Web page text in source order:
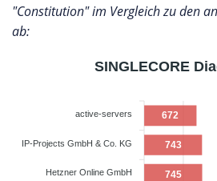
"Constitution" im Vergleich zu den
ab:
672
743
745
active-servers
IP-Projects GmbH & Co. KG
Hetzner Online GmbH
SINGLECORE